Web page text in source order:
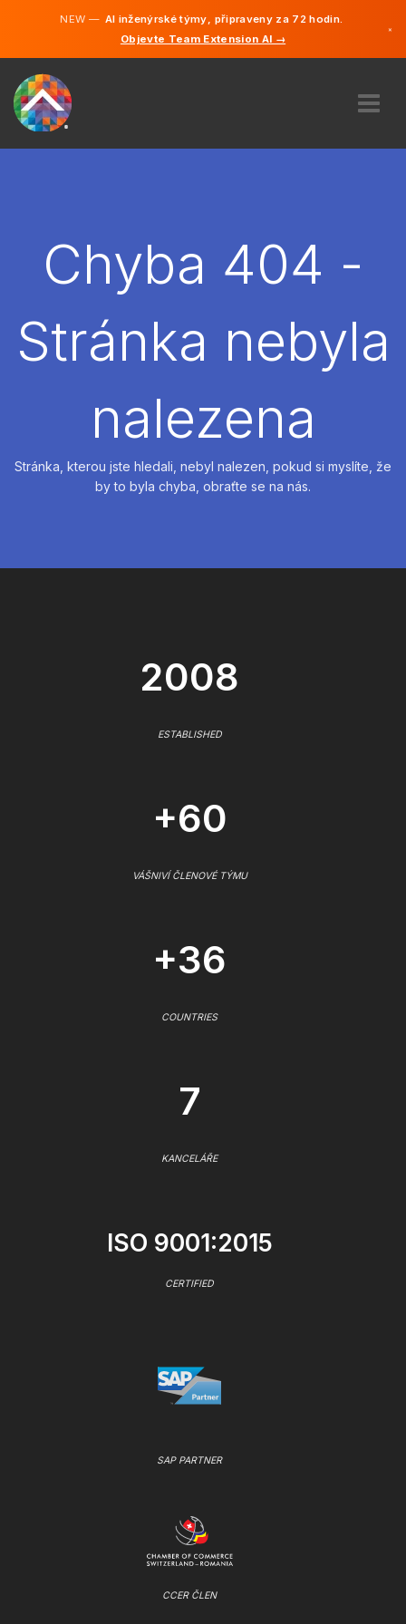
NEW —AI inženýrské týmy, připraveny za 72 hodin.
Objevte Team Extension AI →
×
NAJMOUT
CS
Angličtina
Chyba 404 -
Stránka nebyla
nalezena
Stránka, kterou jste hledali, nebyl nalezen, pokud si myslíte, že
by to byla chyba, obraťte se na nás.
2008
ESTABLISHED
+60
VÁŠNIVÍ ČLENOVÉ TÝMU
+36
COUNTRIES
7
KANCELÁŘE
ISO 9001:2015
CERTIFIED
SAP PARTNER
CCER ČLEN